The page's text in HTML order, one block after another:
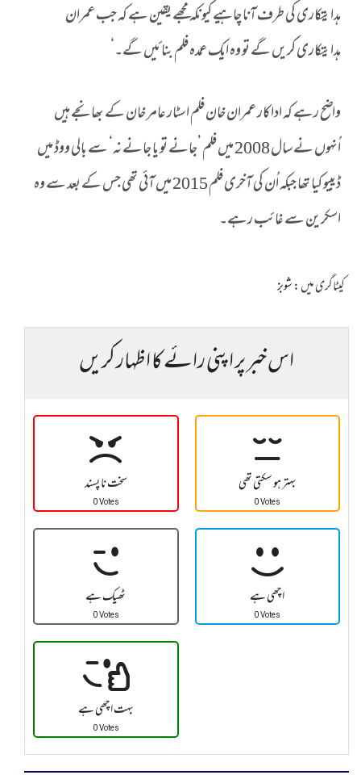
ہدایتکاری کی طرف آنا چاہیے کیونکہ مجھے یقین ہے کہ جب عمران
ہدایتکاری کریں گے تو وہ ایک عمدہ فلم بنائیں گے۔‘
واضح رہے کہ اداکار عمران خان فلم اسٹار عامر خان کے بھانجے ہیں
اُنہوں نے سال 2008 میں فلم ’جانے تو یا جانے نہ‘ سے بالی ووڈ میں
ڈیبیو کیا تھا جبکہ اُن کی آخری فلم 2015 میں آئی تھی جس کے بعد سے وہ
اسکرین سے غائب رہے۔
کیٹاگری میں :شوبز
اس خبر پر اپنی رائے کا اظہار کریں
سخت نا پسند
0 Votes
بہتر ہو سکتی تھی
0 Votes
ٹھیک ہے
0 Votes
اچھی ہے
0 Votes
بہت اچھی ہے
0 Votes